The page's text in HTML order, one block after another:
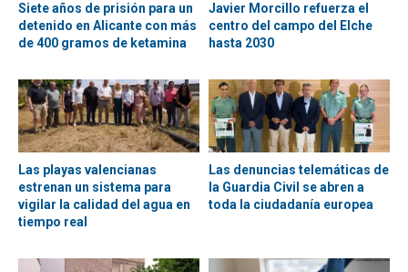
Siete años de prisión para un
detenido en Alicante con más
de 400 gramos de ketamina
Javier Morcillo refuerza el
centro del campo del Elche
hasta 2030
Las playas valencianas
estrenan un sistema para
vigilar la calidad del agua en
tiempo real
Las denuncias telemáticas de
la Guardia Civil se abren a
toda la ciudadanía europea